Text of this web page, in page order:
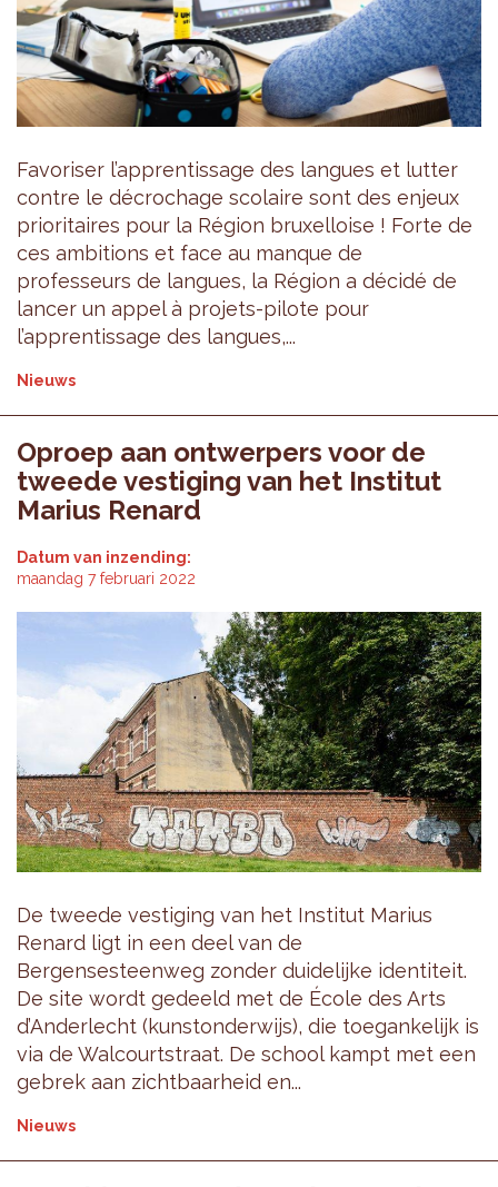
Favoriser l’apprentissage des langues et lutter
contre le décrochage scolaire sont des enjeux
prioritaires pour la Région bruxelloise ! Forte de
ces ambitions et face au manque de
professeurs de langues, la Région a décidé de
lancer un appel à projets-pilote pour
l’apprentissage des langues,...
Nieuws
Oproep aan ontwerpers voor de
tweede vestiging van het Institut
Marius Renard
Datum van inzending:
maandag 7 februari 2022
De tweede vestiging van het Institut Marius
Renard ligt in een deel van de
Bergensesteenweg zonder duidelijke identiteit.
De site wordt gedeeld met de École des Arts
d’Anderlecht (kunstonderwijs), die toegankelijk is
via de Walcourtstraat. De school kampt met een
gebrek aan zichtbaarheid en...
Nieuws